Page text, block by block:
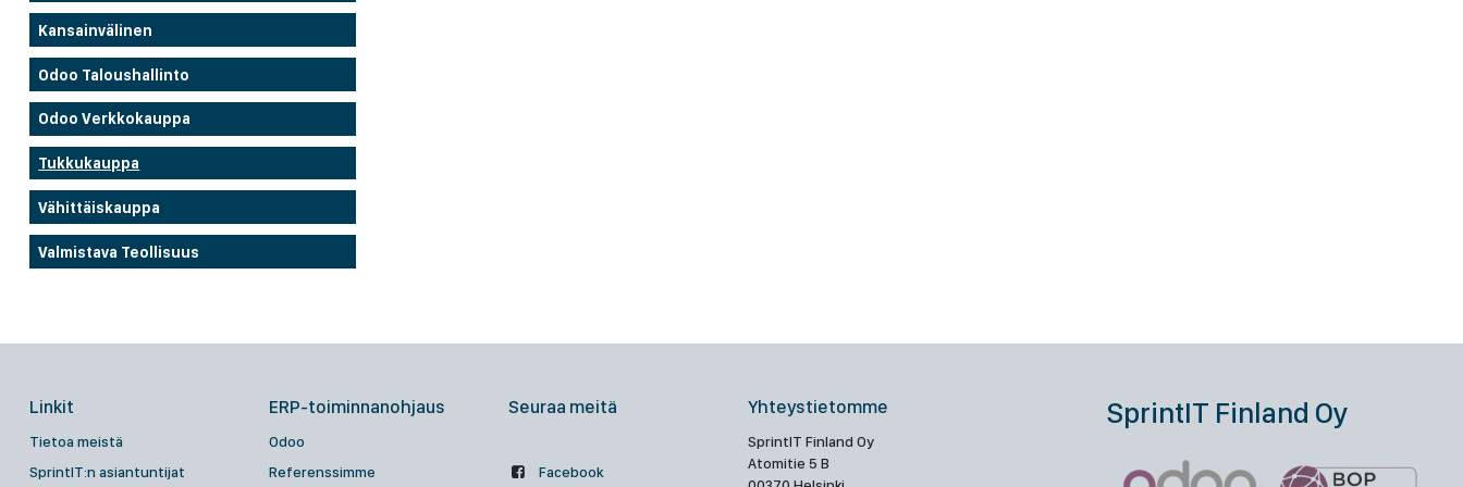
Kansainvälinen
Odoo Taloushallinto
Odoo Verkkokauppa
Tukkukauppa
Vähittäiskauppa
Valmistava Teollisuus
Linkit
Tietoa meistä
SprintIT:n asiantuntijat
ERP-toiminnanohjaus
Odoo
Referenssimme
Seuraa meitä
Facebook
Yhteystietomme
SprintIT Finland Oy
Atomitie 5 B
SprintIT Finland Oy